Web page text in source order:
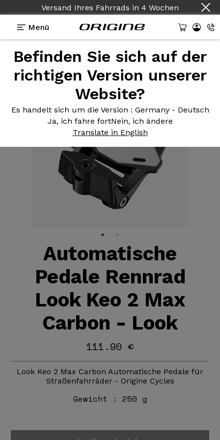
Versand Ihres Fahrrads in 4 Wochen
Menü
Befinden Sie sich auf der
richtigen Version unserer
Website?
Es handelt sich um die Version : Germany - Deutsch
Ja, ich fahre fortNein, ich ändere
Translate in English
Ausstattungen>Pedale> Keo 2 Max Carbon
Automatische
Pedale Rennrad
Look Keo 2 Max
Carbon - Look
111.90 €
Look Keo 2 Max Carbon Automatische Pedale für
Straßenfahrräder - Origine Cycles
Gewicht : 250 g